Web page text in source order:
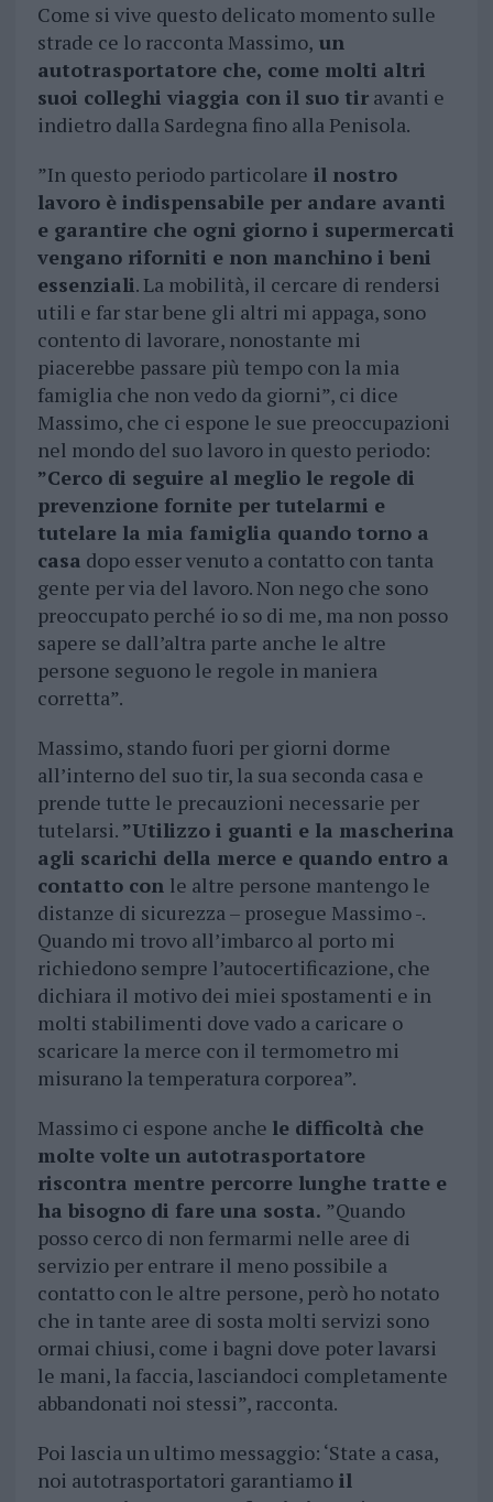
Come si vive questo delicato momento sulle
strade ce lo racconta Massimo, un
autotrasportatore che, come molti altri
suoi colleghi viaggia con il suo tiravanti e
indietro dalla Sardegna fino alla Penisola.
”In questo periodo particolare il nostro
lavoro è indispensabile per andare avanti
e garantire che ogni giorno i supermercati
vengano riforniti e non manchino i beni
essenziali. La mobilità, il cercare di rendersi
utili e far star bene gli altri mi appaga, sono
contento di lavorare, nonostante mi
piacerebbe passare più tempo con la mia
famiglia che non vedo da giorni”, ci dice
Massimo, che ci espone le sue preoccupazioni
nel mondo del suo lavoro in questo periodo:
”Cerco di seguire al meglio le regole di
prevenzione fornite per tutelarmi e
tutelare la mia famiglia quando torno a
casa dopo esser venuto a contatto con tanta
gente per via del lavoro. Non nego che sono
preoccupato perché io so di me, ma non posso
sapere se dall’altra parte anche le altre
persone seguono le regole in maniera
corretta”.
Massimo, stando fuori per giorni dorme
all’interno del suo tir, la sua seconda casa e
prende tutte le precauzioni necessarie per
tutelarsi. ”Utilizzo i guanti e la mascherina
agli scarichi della merce e quando entro a
contatto con le altre persone mantengo le
distanze di sicurezza – prosegue Massimo -.
Quando mi trovo all’imbarco al porto mi
richiedono sempre l’autocertificazione, che
dichiara il motivo dei miei spostamenti e in
molti stabilimenti dove vado a caricare o
scaricare la merce con il termometro mi
misurano la temperatura corporea”.
Massimo ci espone anche le difficoltà che
molte volte un autotrasportatore
riscontra mentre percorre lunghe tratte e
ha bisogno di fare una sosta. ”Quando
posso cerco di non fermarmi nelle aree di
servizio per entrare il meno possibile a
contatto con le altre persone, però ho notato
che in tante aree di sosta molti servizi sono
ormai chiusi, come i bagni dove poter lavarsi
le mani, la faccia, lasciandoci completamente
abbandonati noi stessi”, racconta.
Poi lascia un ultimo messaggio: ‘State a casa,
noi autotrasportatori garantiamoil